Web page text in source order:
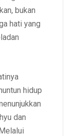
bukan
hati yang
hidup
dan